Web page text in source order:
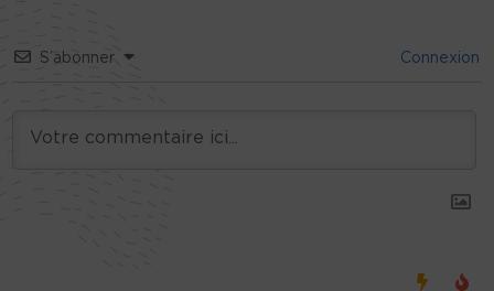
S’abonner Connexion